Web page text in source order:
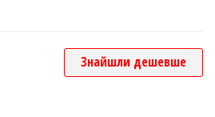
Знайшли дешевше